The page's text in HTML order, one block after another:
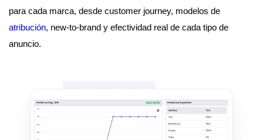
para cada marca, desde customer journey, modelos de
atribución, new-to-brand y efectividad real de cada tipo de
anuncio.